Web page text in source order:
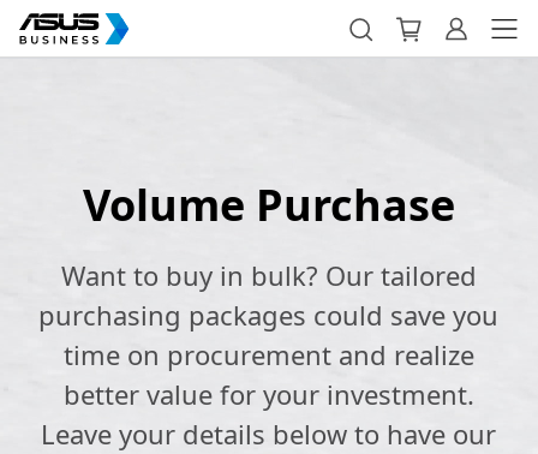
Volume Purchase
Want to buy in bulk? Our tailored
purchasing packages could save you
time on procurement and realize
better value for your investment.
Leave your details below to have our